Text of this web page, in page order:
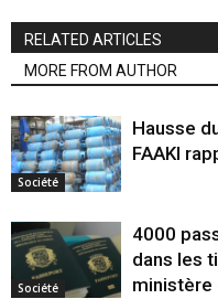
RELATED ARTICLES
MORE FROM AUTHOR
Société
Hausse
FAAKI
Société
4000
dans les
ministère